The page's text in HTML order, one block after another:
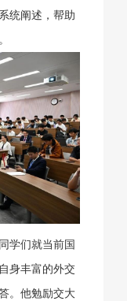
统阐述，帮助
学们就当前国
身丰富的外交
。他勉励交大